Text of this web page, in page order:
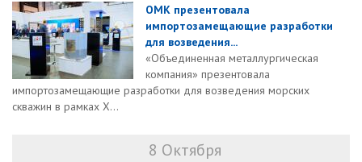
ОМК презентовала
импортозамещающие разработки
для возведения...
«Объединенная металлургическая
компания» презентовала
импортозамещающие разработки для возведения морских
скважин в рамках X...
8 Октября